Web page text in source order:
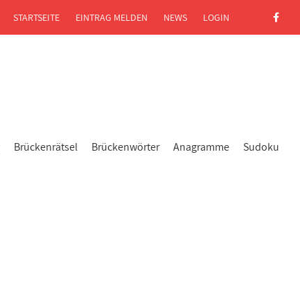
Brückenrätsel Brückenwörter Anagramme Sudoku
STARTSEITE EINTRAG MELDEN NEWS LOGIN